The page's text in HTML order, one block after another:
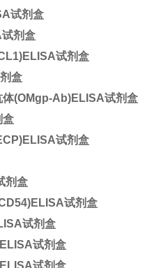
试剂盒
剂盒
试剂盒
盒
(OMgp-Ab)ELISA试剂盒
盒
试剂盒
剂盒
试剂盒
试剂盒
试剂盒
试剂盒